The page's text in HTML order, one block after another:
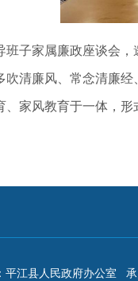
家属廉政座谈会，
清廉风、常念清廉经
风教育于一体，形
平江县人民政府办公室